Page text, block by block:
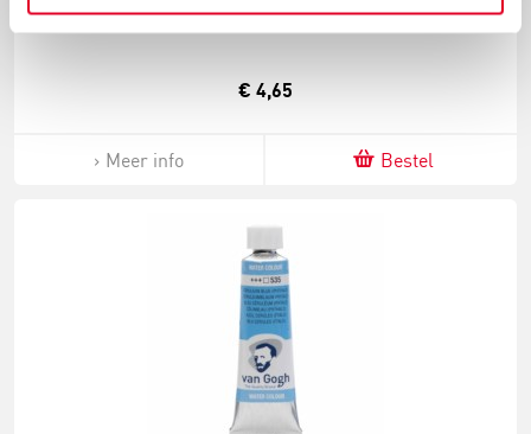
€ 4,65
Meer info Bestel